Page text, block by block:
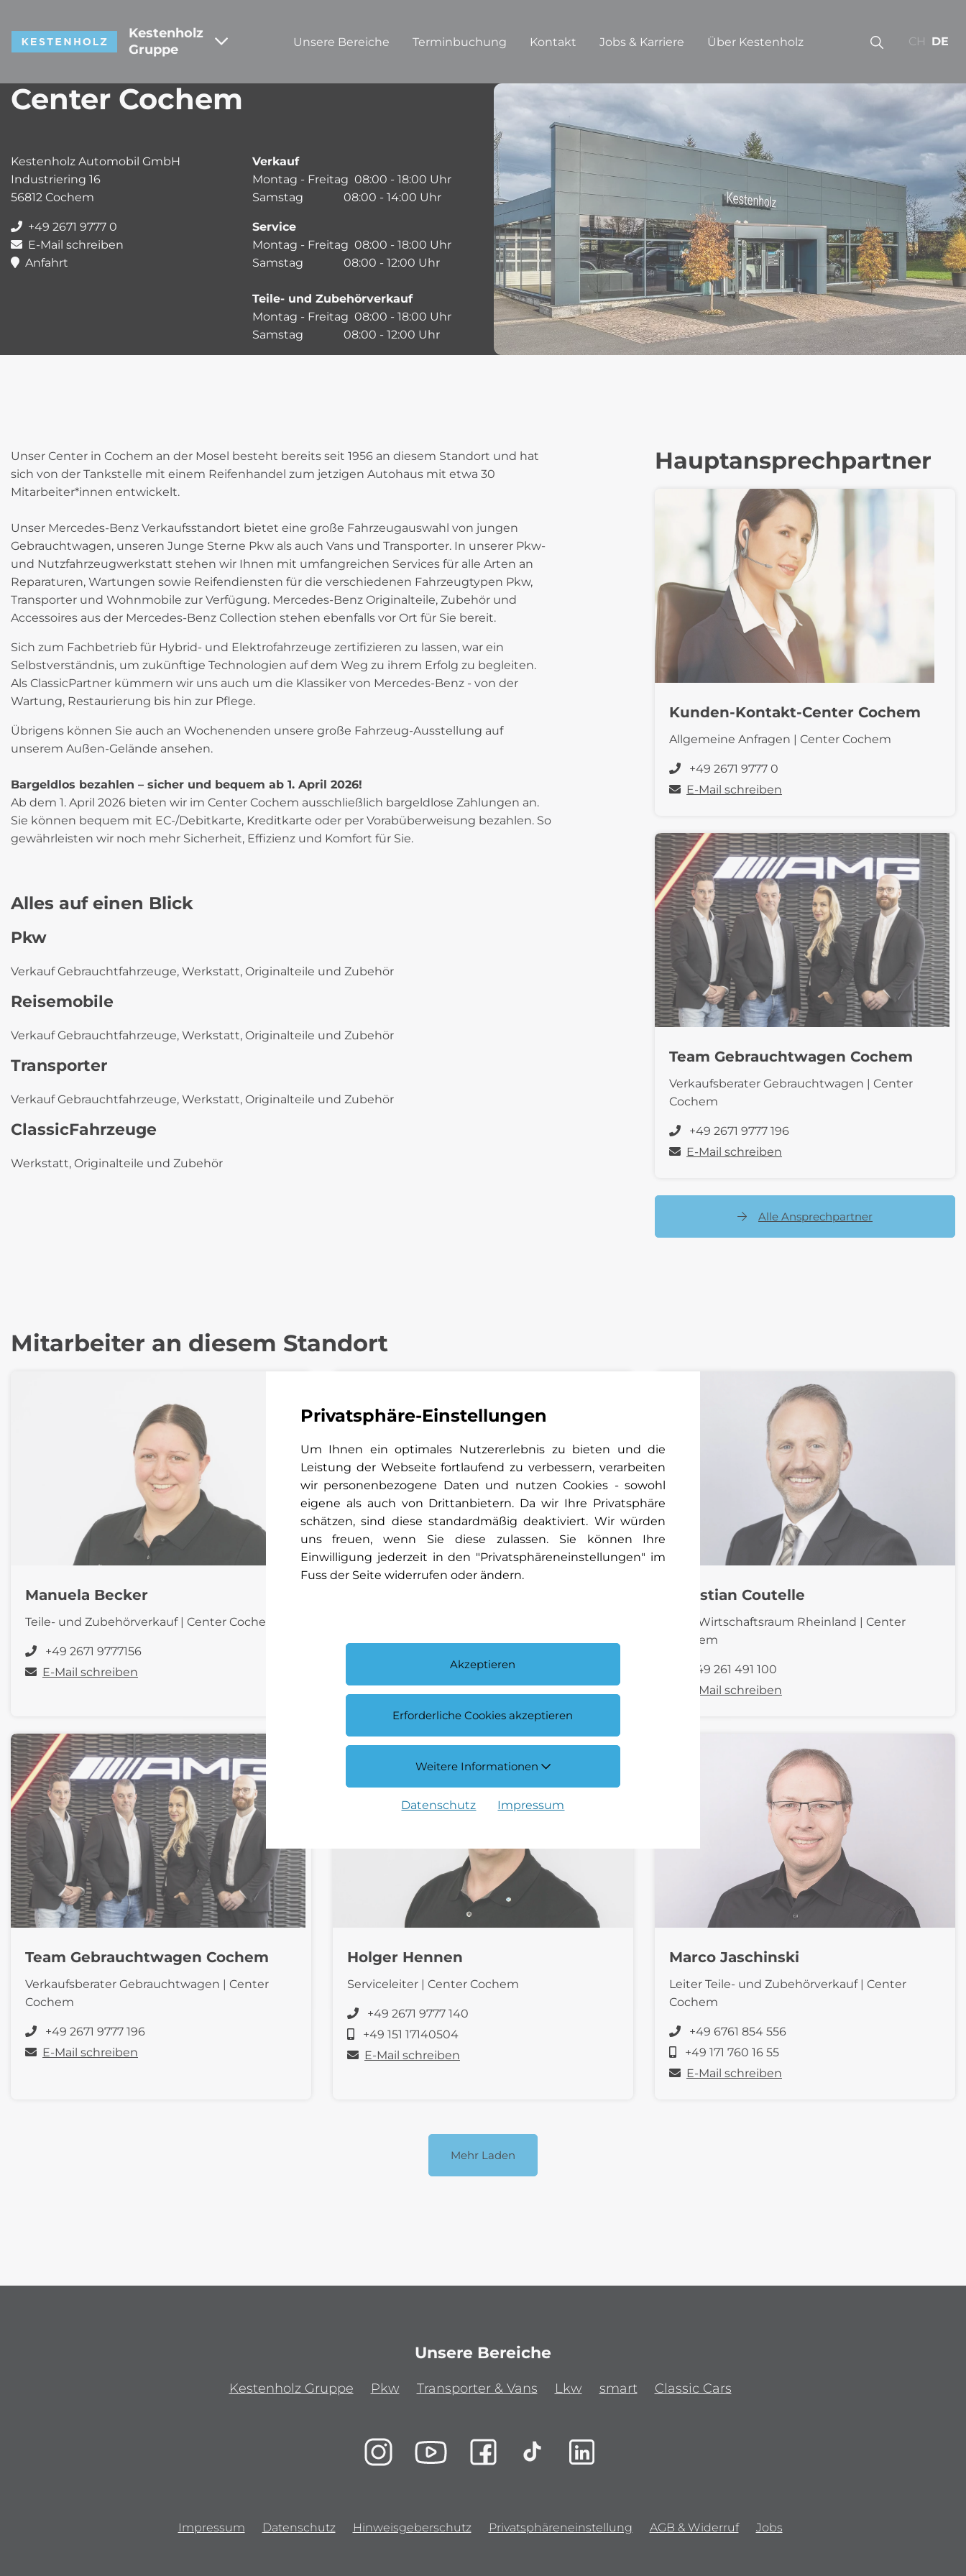
Privatsphäre-Einstellungen
Um Ihnen ein optimales Nutzererlebnis zu bieten und die
Leistung der Webseite fortlaufend zu verbessern, verarbeiten
wir personenbezogene Daten und nutzen Cookies - sowohl
eigene als auch von Drittanbietern. Da wir Ihre Privatsphäre
schätzen, sind diese standardmäßig deaktiviert. Wir würden
uns freuen, wenn Sie diese zulassen. Sie können Ihre
Einwilligung jederzeit in den "Privatsphäreneinstellungen" im
Fuss der Seite widerrufen oder ändern.
Akzeptieren
Erforderliche Cookies akzeptieren
Weitere Informationen
Datenschutz Impressum
Kestenholz
Gruppe
Unsere Bereiche Terminbuchung Kontakt Jobs & Karriere Über Kestenholz CH DE
Center Cochem
Kestenholz Automobil GmbH
Industriering 16
56812 Cochem
+49 2671 9777 0
E-Mail schreiben
Anfahrt
Verkauf
Montag - Freitag 08:00 - 18:00 Uhr
Samstag 08:00 - 14:00 Uhr
Service
Montag - Freitag 08:00 - 18:00 Uhr
Samstag 08:00 - 12:00 Uhr
Teile- und Zubehörverkauf
Montag - Freitag 08:00 - 18:00 Uhr
Samstag 08:00 - 12:00 Uhr
Unser Center in Cochem an der Mosel besteht bereits seit 1956 an diesem Standort und hat
sich von der Tankstelle mit einem Reifenhandel zum jetzigen Autohaus mit etwa 30
Mitarbeiter*innen entwickelt.
Unser Mercedes-Benz Verkaufsstandort bietet eine große Fahrzeugauswahl von jungen
Gebrauchtwagen, unseren Junge Sterne Pkw als auch Vans und Transporter. In unserer Pkw-
und Nutzfahrzeugwerkstatt stehen wir Ihnen mit umfangreichen Services für alle Arten an
Reparaturen, Wartungen sowie Reifendiensten für die verschiedenen Fahrzeugtypen Pkw,
Transporter und Wohnmobile zur Verfügung. Mercedes-Benz Originalteile, Zubehör und
Accessoires aus der Mercedes-Benz Collection stehen ebenfalls vor Ort für Sie bereit.
Sich zum Fachbetrieb für Hybrid- und Elektrofahrzeuge zertifizieren zu lassen, war ein
Selbstverständnis, um zukünftige Technologien auf dem Weg zu ihrem Erfolg zu begleiten.
Als ClassicPartner kümmern wir uns auch um die Klassiker von Mercedes-Benz - von der
Wartung, Restaurierung bis hin zur Pflege.
Übrigens können Sie auch an Wochenenden unsere große Fahrzeug-Ausstellung auf
unserem Außen-Gelände ansehen.
Bargeldlos bezahlen – sicher und bequem ab 1. April 2026!
Ab dem 1. April 2026 bieten wir im Center Cochem ausschließlich bargeldlose Zahlungen an.
Sie können bequem mit EC-/Debitkarte, Kreditkarte oder per Vorabüberweisung bezahlen. So
gewährleisten wir noch mehr Sicherheit, Effizienz und Komfort für Sie.
Alles auf einen Blick
Pkw
Verkauf Gebrauchtfahrzeuge, Werkstatt, Originalteile und Zubehör
Reisemobile
Verkauf Gebrauchtfahrzeuge, Werkstatt, Originalteile und Zubehör
Transporter
Verkauf Gebrauchtfahrzeuge, Werkstatt, Originalteile und Zubehör
ClassicFahrzeuge
Werkstatt, Originalteile und Zubehör
Hauptansprechpartner
Kunden-Kontakt-Center Cochem
Allgemeine Anfragen | Center Cochem
+49 2671 9777 0
E-Mail schreiben
Team Gebrauchtwagen Cochem
Verkaufsberater Gebrauchtwagen | Center
Cochem
+49 2671 9777 196
E-Mail schreiben
Alle Ansprechpartner
Mitarbeiter an diesem Standort
Manuela Becker
Teile- und Zubehörverkauf | Center Cochem
+49 2671 9777156
E-Mail schreiben
E-Mail schreiben
Christian Coutelle
COO Wirtschaftsraum Rheinland | Center
Cochem
+49 261 491 100
E-Mail schreiben
Team Gebrauchtwagen Cochem
Verkaufsberater Gebrauchtwagen | Center
Cochem
+49 2671 9777 196
E-Mail schreiben
Holger Hennen
Serviceleiter | Center Cochem
+49 2671 9777 140
+49 151 17140504
E-Mail schreiben
Marco Jaschinski
Leiter Teile- und Zubehörverkauf | Center
Cochem
+49 6761 854 556
+49 171 760 16 55
E-Mail schreiben
Mehr Laden
Unsere Bereiche
Kestenholz Gruppe Pkw Transporter & Vans Lkw smart Classic Cars
Impressum Datenschutz Hinweisgeberschutz Privatsphäreneinstellung AGB & Widerruf Jobs